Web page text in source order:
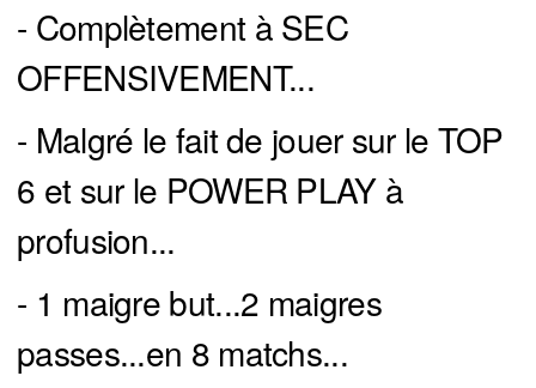
- Complètement à SEC
OFFENSIVEMENT...
- Malgré le fait de jouer sur le TOP
6 et sur le POWER PLAY à
profusion...
- 1 maigre but...2 maigres
passes...en 8 matchs...